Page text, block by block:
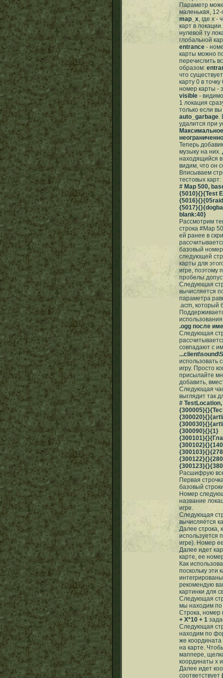
Параметр
маленькая,
map_x, где х -
карт в
нулевой ту
глобальной
entrance -
карты можно
перечислить
образом:
что
карту 0 в
номер карты -
visible -
1 локация
только если
auto_garbage.
удалится при
неограниченно
Теперь
музыку на
находящийся
видим, что он
Вписываем
тестовых карт:
# Map 500,
{5010}{}{Test
blank:40}
Рассмотрим
строка #Map
ей ранее в
базовый
следующей
карты для
игре, поэтому
пробелы
Следующая
вычисляется
параметра
.acm, который
.ogg после
Следующая
совпадают с
использовать
игру. Просто
присылайте
добавить,
Следующая
выглядит так
#
{300090}{}{1}
Расшифрую
Первая
базовый
Номер
название
игре.
Следующая
вычисляется
Далее строка,
используется
игре). Номер
Далее идет
карте, ее
Как
поскольку эти
рекомендую
картинки для
Следующая
мы находим
Строка, номер
+ X*10 + 1
Следующая
находим по
же координата
на карте.
маппере,
координаты x
Далее идет
соответствует